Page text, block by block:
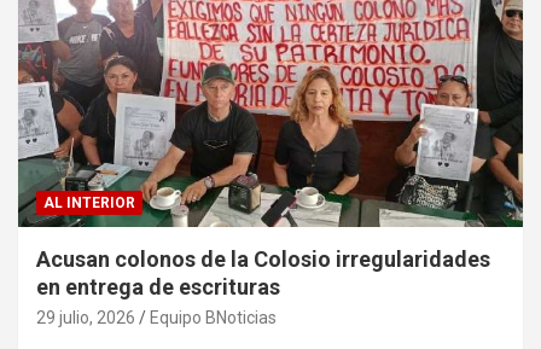
AL INTERIOR
Acusan colonos de la Colosio irregularidades
en entrega de escrituras
29 julio, 2026 Equipo BNoticias